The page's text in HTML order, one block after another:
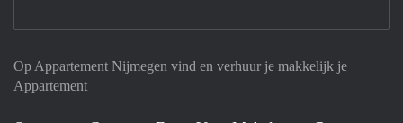
Op Appartement Nijmegen vind en verhuur je makkelijk je
Appartement